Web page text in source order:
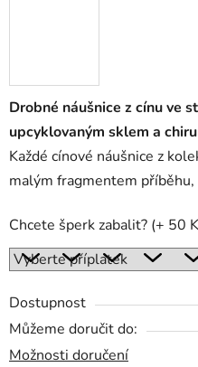
Drobné náušnice z cínu ve
upcyklovaným sklem a
Každé cínové náušnice z
malým fragmentem
Chcete šperk zabalit? (+ 50
Dostupnost
Můžeme doručit do:
Možnosti doručení